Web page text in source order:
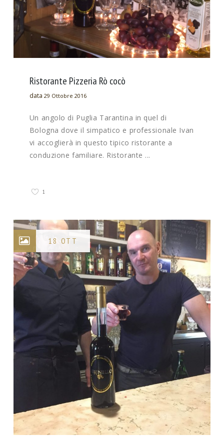
Ristorante Pizzeria Rò cocò
data 29 Ottobre 2016
Un angolo di Puglia Tarantina in quel di
Bologna dove il simpatico e professionale Ivan
vi accoglierà in questo tipico ristorante a
conduzione familiare. Ristorante ...
1
18 OTT